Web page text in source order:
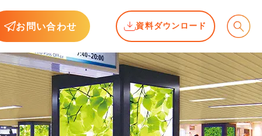
お問い合わせ 資料ダウンロード